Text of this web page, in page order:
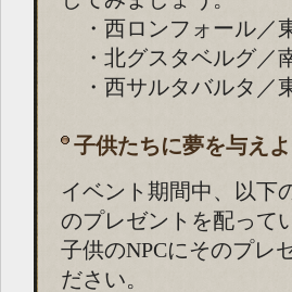
・西ロンフォール／
・北グスタベルグ／
・西サルタバルタ／
子供たちに夢を与えよ
イベント期間中、以下
のプレゼントを配って
子供のNPCにそのプレ
ださい。